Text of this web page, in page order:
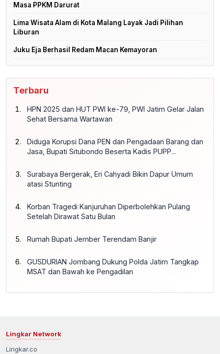
Masa PPKM Darurat
Lima Wisata Alam di Kota Malang Layak Jadi Pilihan
Liburan
Juku Eja Berhasil Redam Macan Kemayoran
Terbaru
HPN 2025 dan HUT PWI ke-79, PWI Jatim Gelar Jalan
Sehat Bersama Wartawan
Diduga Korupsi Dana PEN dan Pengadaan Barang dan
Jasa, Bupati Situbondo Beserta Kadis PUPP...
Surabaya Bergerak, Eri Cahyadi Bikin Dapur Umum
atasi Stunting
Korban Tragedi Kanjuruhan Diperbolehkan Pulang
Setelah Dirawat Satu Bulan
Rumah Bupati Jember Terendam Banjir
GUSDURIAN Jombang Dukung Polda Jatim Tangkap
MSAT dan Bawah ke Pengadilan
Lingkar Network
Lingkar.co